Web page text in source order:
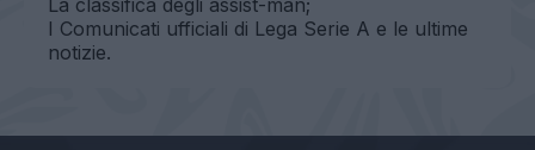
La classifica degli assist-man;
I Comunicati ufficiali di Lega Serie A e le ultime
notizie.